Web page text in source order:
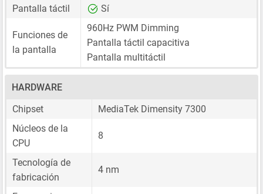
Pantalla táctil
Sí
Funciones de
la pantalla
960Hz PWM Dimming
Pantalla táctil capacitiva
Pantalla multitáctil
HARDWARE
Chipset
MediaTek Dimensity 7300
Núcleos de la
CPU
8
Tecnología de
fabricación
4 nm